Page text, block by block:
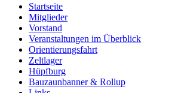
Startseite
Mitglieder
Vorstand
Veranstaltungen im Überblick
Orientierungsfahrt
Zeltlager
Hüpfburg
Bauzaunbanner & Rollup